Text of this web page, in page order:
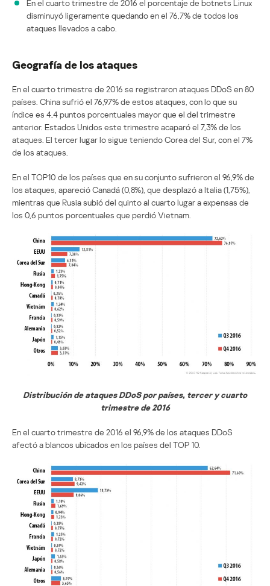
En el cuarto trimestre de 2016 el porcentaje de botnets Linux
disminuyó ligeramente quedando en el 76,7% de todos los
ataques llevados a cabo.
Geografía de los ataques
En el cuarto trimestre de 2016 se registraron ataques DDoS en 80
países. China sufrió el 76,97% de estos ataques, con lo que su
índice es 4,4 puntos porcentuales mayor que el del trimestre
anterior. Estados Unidos este trimestre acaparó el 7,3% de los
ataques. El tercer lugar lo sigue teniendo Corea del Sur, con el 7%
de los ataques.
En el TOP10 de los países que en su conjunto sufrieron el 96,9% de
los ataques, apareció Canadá (0,8%), que desplazó a Italia (1,75%),
mientras que Rusia subió del quinto al cuarto lugar a expensas de
los 0,6 puntos porcentuales que perdió Vietnam.
Distribución de ataques DDoS por países, tercer y cuarto
trimestre de 2016
En el cuarto trimestre de 2016 el 96,9% de los ataques DDoS
afectó a blancos ubicados en los países del TOP 10.